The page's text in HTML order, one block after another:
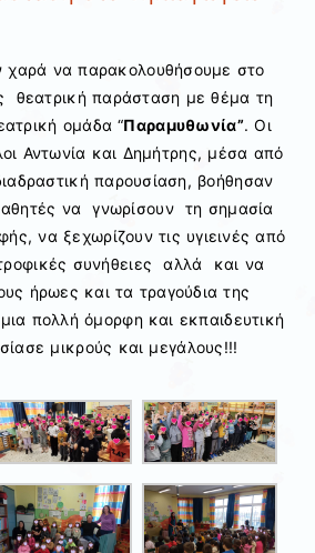
χαρά να παρακολουθήσουμε στο
θεατρική παράσταση με θέμα τη
ομάδα “Παραμυθωνία”. Οι
Αντωνία και Δημήτρης, μέσα από
παρουσίαση, βοήθησαν
να γνωρίσουν τη σημασία
να ξεχωρίζουν τις υγιεινές από
συνήθειες αλλά και να
ήρωες και τα τραγούδια της
πολλή όμορφη και εκπαιδευτική
μικρούς και μεγάλους!!!